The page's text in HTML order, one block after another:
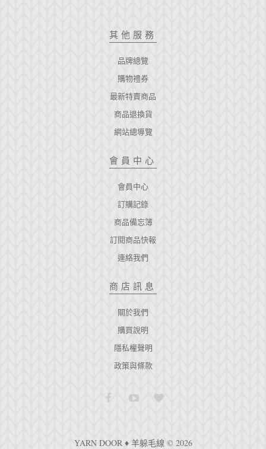
其他服務
品牌總覽
購物禮券
最新特賣商品
商品退換貨
網站總導覽
會員中心
會員中心
訂購記錄
商品備忘簿
訂閱商品快報
連絡我們
商店訊息
關於我們
購買說明
隱私權聲明
政策與條款
YARN DOOR ♦ 羊躲毛線 © 2026